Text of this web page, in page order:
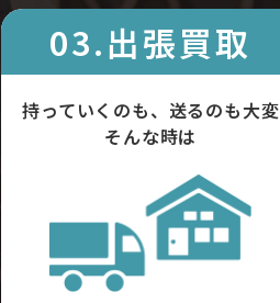
03.出張買取
持っていくのも、送るのも大変
そんな時は